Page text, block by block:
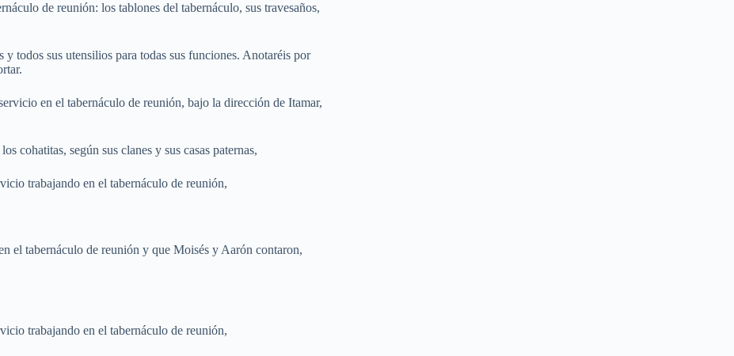
de reunión: los tablones del tabernáculo, sus travesaños,
y todos sus utensilios para todas sus funciones. Anotaréis por
en el tabernáculo de reunión, bajo la dirección de Itamar,
cohatitas, según sus clanes y sus casas paternas,
trabajando en el tabernáculo de reunión,
el tabernáculo de reunión y que Moisés y Aarón contaron,
trabajando en el tabernáculo de reunión,